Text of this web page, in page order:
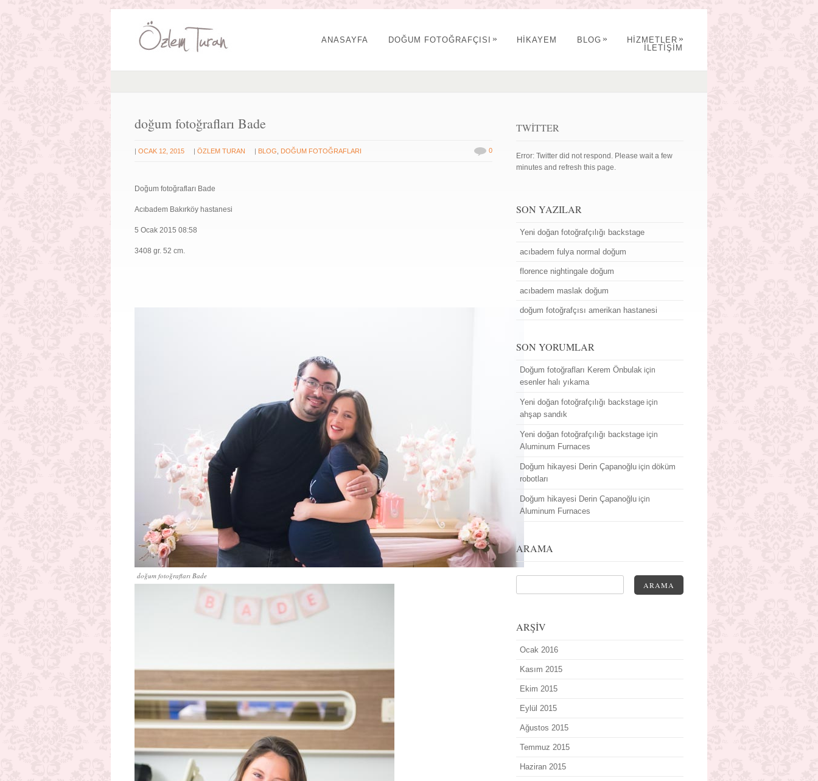
ANASAYFA DOĞUM FOTOĞRAFÇISI » HİKAYEM BLOG » HİZMETLER »
İLETİŞİM
doğum fotoğrafları Bade
| OCAK 12, 2015 |ÖZLEM TURAN | BLOG DOĞUM FOTOĞRAFLARI 0
Doğum fotoğrafları Bade
Acıbadem Bakırköy hastanesi
5 Ocak 2015 08:58
3408 gr. 52 cm.
doğum fotoğrafları Bade
TWITTER
Error: Twitter did not respond. Please wait a few
minutes and refresh this page.
SON YAZILAR
Yeni doğan fotoğrafçılığı backstage
acıbadem fulya normal doğum
florence nightingale doğum
acıbadem maslak doğum
doğum fotoğrafçısı amerikan hastanesi
SON YORUMLAR
Doğum fotoğrafları Kerem Önbulak için
esenler halı yıkama
Yeni doğan fotoğrafçılığı backstage için
ahşap sandık
Yeni doğan fotoğrafçılığı backstage için
Aluminum Furnaces
Doğum hikayesi Derin Çapanoğlu içindöküm
robotları
Doğum hikayesi Derin Çapanoğlu için
Aluminum Furnaces
ARAMA
ARAMA
ARŞİV
Ocak 2016
Kasım 2015
Ekim 2015
Eylül 2015
Ağustos 2015
Temmuz 2015
Haziran 2015